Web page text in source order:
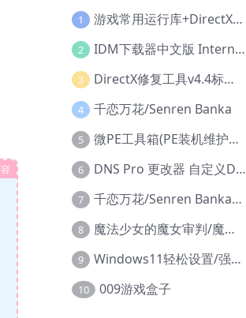
1 游戏常用运行库+DirectX修复增强版
2 IDM下载器中文版 Internet Download Manager v6.42.36 IDM
3 DirectX修复工具v4.4标准版+增强版+在线修复版
4 千恋万花/Senren Banka
5 微PE工具箱(PE装机维护工具) v2.3官方正式版
6 DNS Pro 更改器 自定义DNS修改
7 千恋万花/Senren Banka/安卓版
8 魔法少女的魔女审判/魔法少女ノ魔女裁判
9 Windows11轻松设置/强力禁止WD等/兼容Win10
10 009游戏盒子